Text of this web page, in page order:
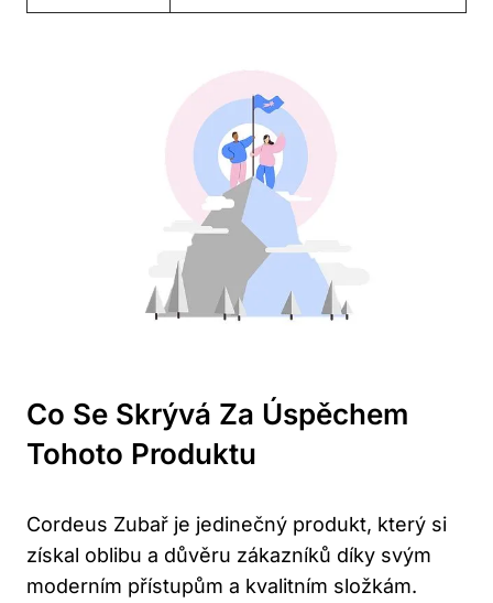
Co Se Skrývá Za Úspěchem
Tohoto Produktu
Cordeus Zubař je jedinečný produkt, který si
získal oblibu a důvěru zákazníků díky svým
moderním přístupům a kvalitním složkám.